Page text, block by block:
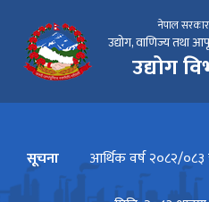
नेपाल सरकार
उद्योग, वाणिज्य तथा
उद्योग
सूचना आर्थिक वर्ष २०८२/०८३